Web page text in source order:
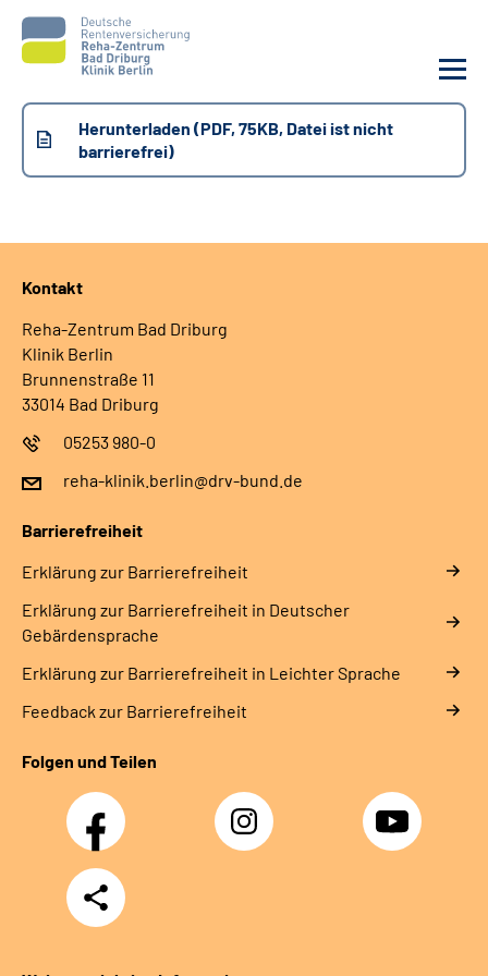
Unsere Klinik
Karriere
Suche
Leichte Sprache
Herunterladen (PDF, 75KB, Datei ist nicht
barrierefrei)
Kontakt
Reha-Zentrum Bad Driburg
Klinik Berlin
Brunnenstraße 11
33014 Bad Driburg
05253 980-0
reha-klinik.berlin@drv-bund.de
Barrierefreiheit
Erklärung zur Barrierefreiheit
Erklärung zur Barrierefreiheit in Deutscher
Gebärdensprache
Erklärung zur Barrierefreiheit in Leichter Sprache
Feedback zur Barrierefreiheit
Folgen und Teilen
Facebook Instagram YouTube
Teilen